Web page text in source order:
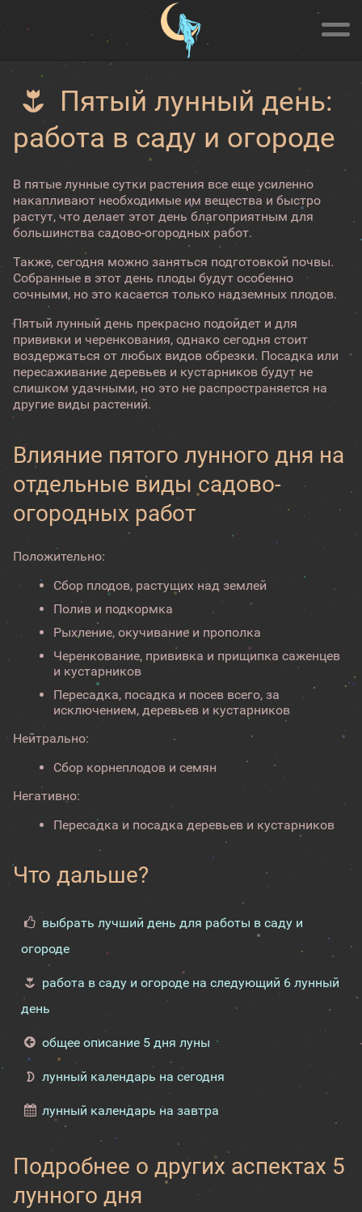
Пятый лунный день:
работа в саду и огороде
В пятые лунные сутки растения все еще усиленно
накапливают необходимые им вещества и быстро
растут, что делает этот день благоприятным для
большинства садово-огородных работ.
Также, сегодня можно заняться подготовкой почвы.
Собранные в этот день плоды будут особенно
сочными, но это касается только надземных плодов.
Пятый лунный день прекрасно подойдет и для
прививки и черенкования, однако сегодня стоит
воздержаться от любых видов обрезки. Посадка или
пересаживание деревьев и кустарников будут не
слишком удачными, но это не распространяется на
другие виды растений.
Влияние пятого лунного дня на
отдельные виды садово-
огородных работ
Положительно:
Сбор плодов, растущих над землей
Полив и подкормка
Рыхление, окучивание и прополка
Черенкование, прививка и прищипка саженцев
и кустарников
Пересадка, посадка и посев всего, за
исключением, деревьев и кустарников
Нейтрально:
Сбор корнеплодов и семян
Негативно:
Пересадка и посадка деревьев и кустарников
Что дальше?
выбрать лучший день для работы в саду и
огороде
работа в саду и огороде на следующий 6 лунный
день
общее описание 5 дня луны
лунный календарь на сегодня
лунный календарь на завтра
Подробнее о других аспектах 5
лунного дня